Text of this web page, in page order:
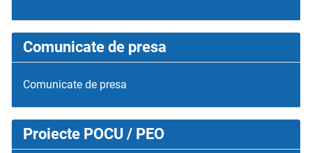
Comunicate de presa
Comunicate de presa
Proiecte POCU / PEO